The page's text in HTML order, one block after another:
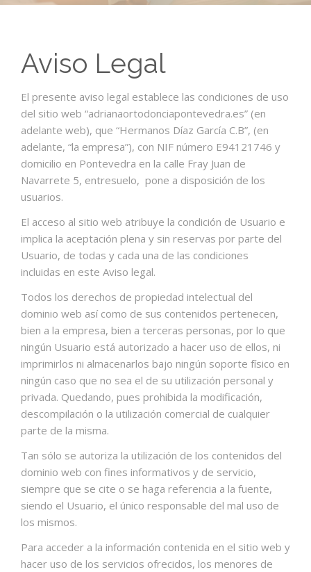
Aviso Legal
El presente aviso legal establece las condiciones de uso
del sitio web “adrianaortodonciapontevedra.es” (en
adelante web), que “Hermanos Díaz García C.B”, (en
adelante, “la empresa”), con NIF número E94121746 y
domicilio en Pontevedra en la calle Fray Juan de
Navarrete 5, entresuelo, pone a disposición de los
usuarios.
El acceso al sitio web atribuye la condición de Usuario e
implica la aceptación plena y sin reservas por parte del
Usuario, de todas y cada una de las condiciones
incluidas en este Aviso legal.
Todos los derechos de propiedad intelectual del
dominio web así como de sus contenidos pertenecen,
bien a la empresa, bien a terceras personas, por lo que
ningún Usuario está autorizado a hacer uso de ellos, ni
imprimirlos ni almacenarlos bajo ningún soporte físico en
ningún caso que no sea el de su utilización personal y
privada. Quedando, pues prohibida la modificación,
descompilación o la utilización comercial de cualquier
parte de la misma.
Tan sólo se autoriza la utilización de los contenidos del
dominio web con fines informativos y de servicio,
siempre que se cite o se haga referencia a la fuente,
siendo el Usuario, el único responsable del mal uso de
los mismos.
Para acceder a la información contenida en el sitio web y
hacer uso de los servicios ofrecidos, los menores de